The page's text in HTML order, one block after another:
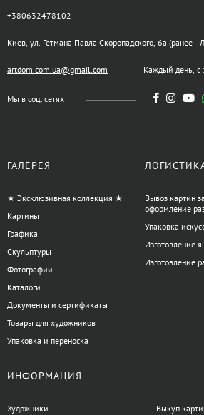
+380632478102
Киев, ул. Гетмана Павла Скоропадского, 6а (ранее -
artdom.com.ua@gmail.com Каждый день,
Мы в соц. сетях
ГАЛЕРЕЯ
★ Эксклюзивная коллекция ★
Картины
Графика
Скульптуры
Фотографии
Каталоги
Документы и сертификаты
Товары для художников
Упаковка и переноска
Вывоз картин
оформление
Упаковка
Изготовление
Изготовление
ИНФОРМАЦИЯ
Художники
Выкуп